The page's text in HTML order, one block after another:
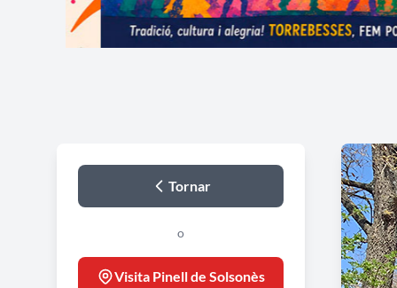
Tornar
o
Visita Pinell de Solsonès